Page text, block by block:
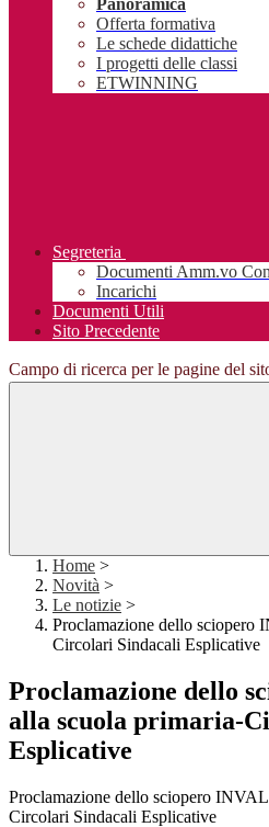
Panoramica
Offerta formativa
Le schede didattiche
I progetti delle classi
ETWINNING
Segreteria
Documenti Amm.vo
Incarichi
Documenti Utili
Sito Precedente
Campo di ricerca per le pagine del
Home >
Novità >
Le notizie >
Proclamazione dello sciopero
Circolari Sindacali Esplicative
Proclamazione dello
alla scuola primaria-
Esplicative
Proclamazione dello sciopero
Circolari Sindacali Esplicative